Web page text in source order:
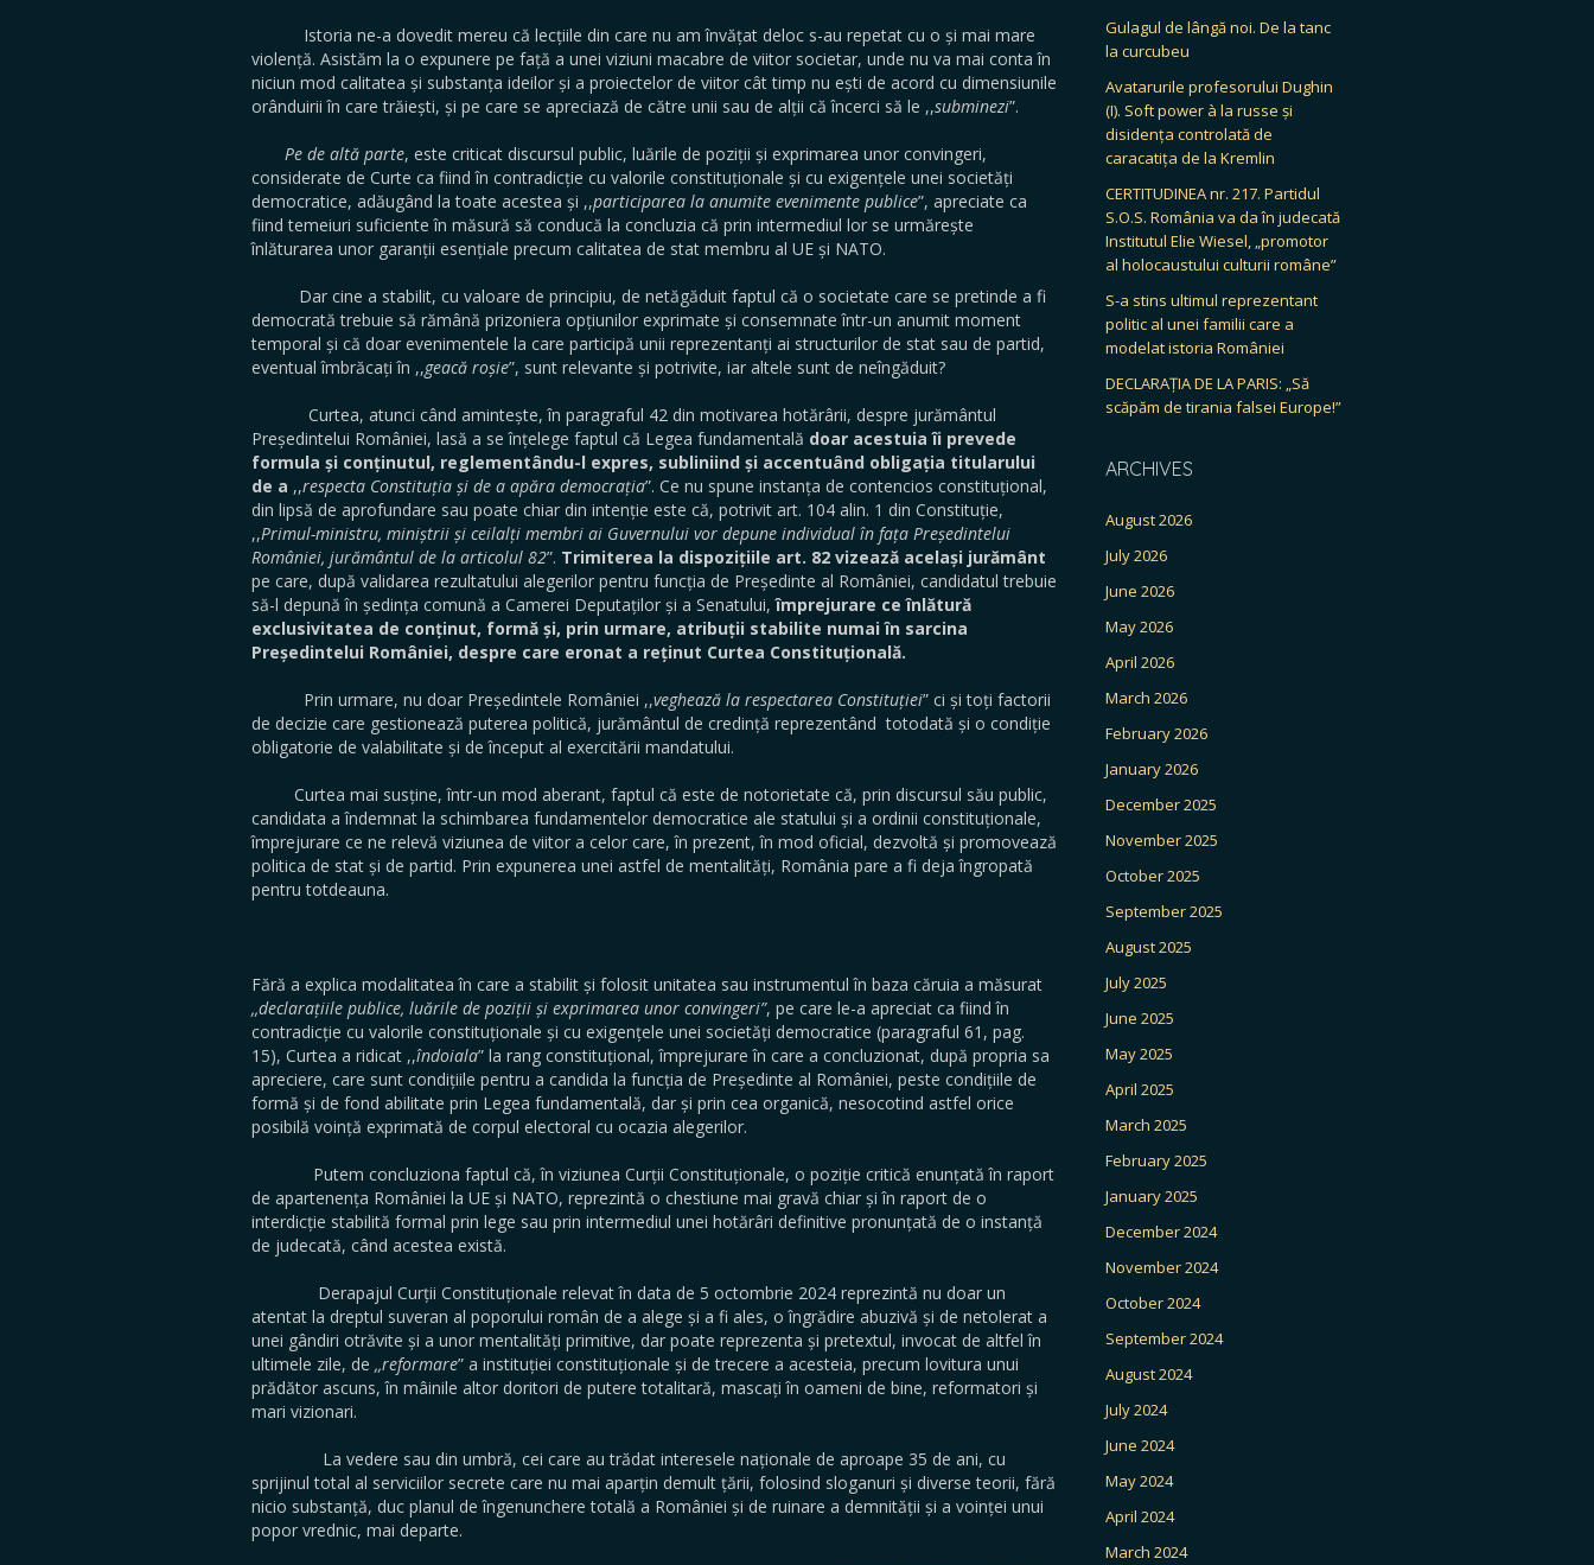
Istoria ne-a dovedit mereu că lecțiile din care nu am învățat deloc s-au repetat cu o și mai mare
violență. Asistăm la o expunere pe față a unei viziuni macabre de viitor societar, unde nu va mai conta în
niciun mod calitatea și substanța ideilor și a proiectelor de viitor cât timp nu ești de acord cu dimensiunile
orânduirii în care trăiești, și pe care se apreciază de către unii sau de alții că încerci să le ,,subminezi”.
Pe de altă parte, este criticat discursul public, luările de poziții și exprimarea unor convingeri,
considerate de Curte ca fiind în contradicție cu valorile constituționale și cu exigențele unei societăți
democratice, adăugând la toate acestea și ,,participarea la anumite evenimente publice”, apreciate ca
fiind temeiuri suficiente în măsură să conducă la concluzia că prin intermediul lor se urmărește
înlăturarea unor garanții esențiale precum calitatea de stat membru al UE și NATO.
Dar cine a stabilit, cu valoare de principiu, de netăgăduit faptul că o societate care se pretinde a fi
democrată trebuie să rămână prizoniera opțiunilor exprimate și consemnate într-un anumit moment
temporal și că doar evenimentele la care participă unii reprezentanți ai structurilor de stat sau de partid,
eventual îmbrăcați în ,,geacă roșie”, sunt relevante și potrivite, iar altele sunt de neîngăduit?
Curtea, atunci când amintește, în paragraful 42 din motivarea hotărârii, despre jurământul
Președintelui României, lasă a se înțelege faptul că Legea fundamentală doar acestuia îi prevede
formula și conținutul, reglementându-l expres, subliniind și accentuând obligația titularului
de a ,,respecta Constituția și de a apăra democrația”. Ce nu spune instanța de contencios constituțional,
din lipsă de aprofundare sau poate chiar din intenție este că, potrivit art. 104 alin. 1 din Constituție,
,,Primul-ministru, miniștrii și ceilalți membri ai Guvernului vor depune individual în fața Președintelui
României, jurământul de la articolul 82”. Trimiterea la dispozițiile art. 82 vizează același jurământ
pe care, după validarea rezultatului alegerilor pentru funcția de Președinte al României, candidatul trebuie
să-l depună în ședința comună a Camerei Deputaților și a Senatului,împrejurare ce înlătură
exclusivitatea de conținut, formă și, prin urmare, atribuții stabilite numai în sarcina
Președintelui României, despre care eronat a reținut Curtea Constituțională.
Prin urmare, nu doar Președintele României ,,veghează la respectarea Constituției” ci și toți factorii
de decizie care gestionează puterea politică, jurământul de credință reprezentând totodată și o condiție
obligatorie de valabilitate și de început al exercitării mandatului.
Curtea mai susține, într-un mod aberant, faptul că este de notorietate că, prin discursul său public,
candidata a îndemnat la schimbarea fundamentelor democratice ale statului și a ordinii constituționale,
împrejurare ce ne relevă viziunea de viitor a celor care, în prezent, în mod oficial, dezvoltă și promovează
politica de stat și de partid. Prin expunerea unei astfel de mentalități, România pare a fi deja îngropată
pentru totdeauna.
Fără a explica modalitatea în care a stabilit și folosit unitatea sau instrumentul în baza căruia a măsurat
,,declarațiile publice, luările de poziții și exprimarea unor convingeri”, pe care le-a apreciat ca fiind în
contradicție cu valorile constituționale și cu exigențele unei societăți democratice (paragraful 61, pag.
15), Curtea a ridicat ,,îndoiala” la rang constituțional, împrejurare în care a concluzionat, după propria sa
apreciere, care sunt condițiile pentru a candida la funcția de Președinte al României, peste condițiile de
formă și de fond abilitate prin Legea fundamentală, dar și prin cea organică, nesocotind astfel orice
posibilă voință exprimată de corpul electoral cu ocazia alegerilor.
Putem concluziona faptul că, în viziunea Curții Constituționale, o poziție critică enunțată în raport
de apartenența României la UE și NATO, reprezintă o chestiune mai gravă chiar și în raport de o
interdicție stabilită formal prin lege sau prin intermediul unei hotărâri definitive pronunțată de o instanță
de judecată, când acestea există.
Derapajul Curții Constituționale relevat în data de 5 octombrie 2024 reprezintă nu doar un
atentat la dreptul suveran al poporului român de a alege și a fi ales, o îngrădire abuzivă și de netolerat a
unei gândiri otrăvite și a unor mentalități primitive, dar poate reprezenta și pretextul, invocat de altfel în
ultimele zile, de ,,reformare” a instituției constituționale și de trecere a acesteia, precum lovitura unui
prădător ascuns, în mâinile altor doritori de putere totalitară, mascați în oameni de bine, reformatori și
mari vizionari.
La vedere sau din umbră, cei care au trădat interesele naționale de aproape 35 de ani, cu
sprijinul total al serviciilor secrete care nu mai aparțin demult țării, folosind sloganuri și diverse teorii, fără
nicio substanță, duc planul de îngenunchere totală a României și de ruinare a demnității și a voinței unui
popor vrednic, mai departe.
Gulagul de lângă noi. De la tanc
la curcubeu
Avatarurile profesorului Dughin
(I). Soft power à la russe și
disidența controlată de
caracatița de la Kremlin
CERTITUDINEA nr. 217. Partidul
S.O.S. România va da în judecată
Institutul Elie Wiesel, „promotor
al holocaustului culturii române”
S-a stins ultimul reprezentant
politic al unei familii care a
modelat istoria României
DECLARAȚIA DE LA PARIS: „Să
scăpăm de tirania falsei Europe!”
ARCHIVES
August 2026
July 2026
June 2026
May 2026
April 2026
March 2026
February 2026
January 2026
December 2025
November 2025
October 2025
September 2025
August 2025
July 2025
June 2025
May 2025
April 2025
March 2025
February 2025
January 2025
December 2024
November 2024
October 2024
September 2024
August 2024
July 2024
June 2024
May 2024
April 2024
March 2024